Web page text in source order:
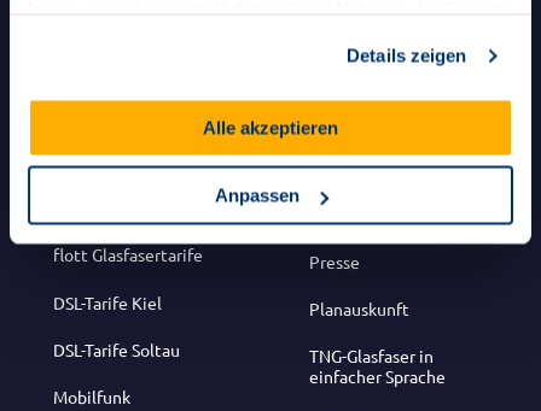
Details zeigen
Alle akzeptieren
Anpassen
flott Glasfasertarife
DSL-Tarife Kiel
DSL-Tarife Soltau
Mobilfunk
Partnerprogramm
Presse
Planauskunft
TNG-Glasfaser in
einfacher Sprache